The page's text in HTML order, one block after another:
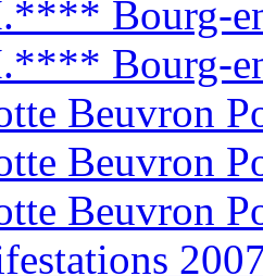
Bourg-
Bourg-
Beuvron
Beuvron
Beuvron